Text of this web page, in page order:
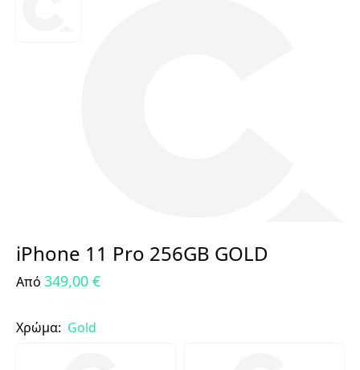
iPhone 11 Pro 256GB GOLD
Από 349,00 €
Χρώμα: Gold